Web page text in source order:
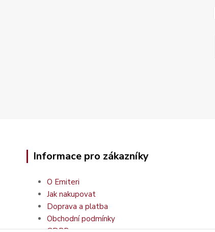
Informace pro zákazníky
O Emiteri
Jak nakupovat
Doprava a platba
Obchodní podmínky